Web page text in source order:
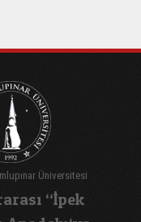
Üniversitesi
“İpek